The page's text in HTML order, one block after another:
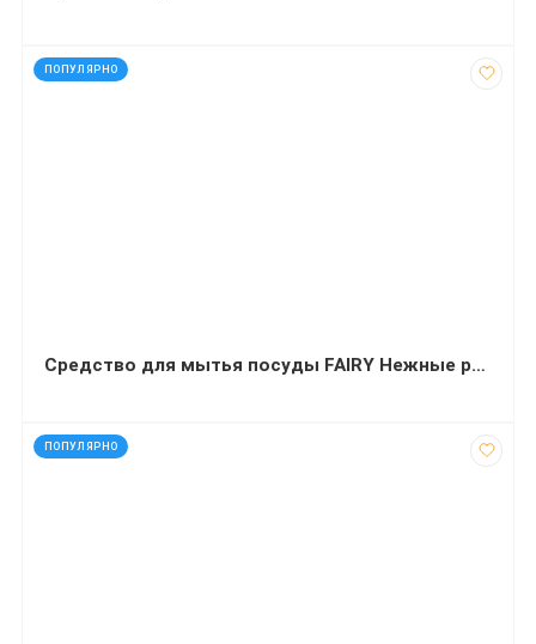
ПОПУЛЯРНО
код: 91213
Средство для мытья посуды FAIRY Нежные руки Чайное дерево и мята 500 миллилитров
ПОПУЛЯРНО
код: 91218